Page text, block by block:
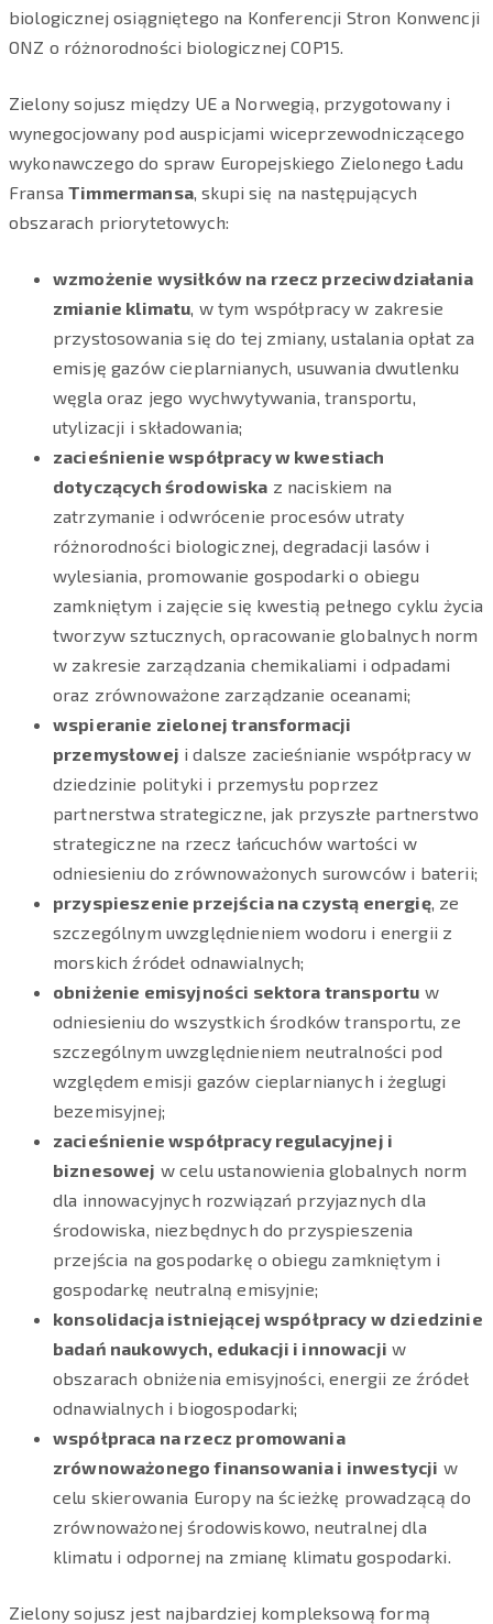
biologicznej osiągniętego na Konferencji Stron Konwencji
ONZ o różnorodności biologicznej COP15.
Zielony sojusz między UE a Norwegią, przygotowany i
wynegocjowany pod auspicjami wiceprzewodniczącego
wykonawczego do spraw Europejskiego Zielonego Ładu
FransaTimmermansa, skupi się na następujących
obszarach priorytetowych:
wzmożenie wysiłków na rzecz przeciwdziałania
zmianie klimatu, w tym współpracy w zakresie
przystosowania się do tej zmiany, ustalania opłat za
emisję gazów cieplarnianych, usuwania dwutlenku
węgla oraz jego wychwytywania, transportu,
utylizacji i składowania;
zacieśnienie współpracy w kwestiach
dotyczących środowiska z naciskiem na
zatrzymanie i odwrócenie procesów utraty
różnorodności biologicznej, degradacji lasów i
wylesiania, promowanie gospodarki o obiegu
zamkniętym i zajęcie się kwestią pełnego cyklu życia
tworzyw sztucznych, opracowanie globalnych norm
w zakresie zarządzania chemikaliami i odpadami
oraz zrównoważone zarządzanie oceanami;
wspieranie zielonej transformacji
przemysłowej i dalsze zacieśnianie współpracy w
dziedzinie polityki i przemysłu poprzez
partnerstwa strategiczne, jak przyszłe partnerstwo
strategiczne na rzecz łańcuchów wartości w
odniesieniu do zrównoważonych surowców i baterii;
przyspieszenie przejścia na czystą energię, ze
szczególnym uwzględnieniem wodoru i energii z
morskich źródeł odnawialnych;
obniżenie emisyjności sektora transportu w
odniesieniu do wszystkich środków transportu, ze
szczególnym uwzględnieniem neutralności pod
względem emisji gazów cieplarnianych i żeglugi
bezemisyjnej;
zacieśnienie współpracy regulacyjnej i
biznesowej w celu ustanowienia globalnych norm
dla innowacyjnych rozwiązań przyjaznych dla
środowiska, niezbędnych do przyspieszenia
przejścia na gospodarkę o obiegu zamkniętym i
gospodarkę neutralną emisyjnie;
konsolidacja istniejącej współpracy w dziedzinie
badań naukowych, edukacji i innowacji w
obszarach obniżenia emisyjności, energii ze źródeł
odnawialnych i biogospodarki;
współpraca na rzecz promowania
zrównoważonego finansowania i inwestycji w
celu skierowania Europy na ścieżkę prowadzącą do
zrównoważonej środowiskowo, neutralnej dla
klimatu i odpornej na zmianę klimatu gospodarki.
Zielony sojusz jest najbardziej kompleksową formą